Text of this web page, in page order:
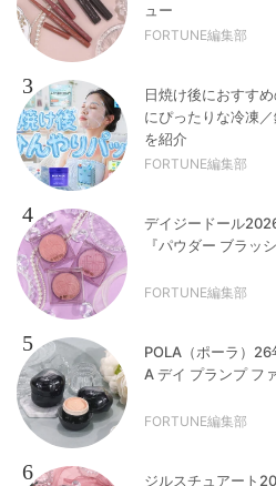
ュー
FORTUNE編集部
3
日焼け後におすす
にぴったりな冷凍
を紹介
FORTUNE編集部
4
デイジードール
『パウダー ブラッ
FORTUNE編集部
5
POLA（ポーラ）
A デイ プランプ フ
FORTUNE編集部
6
ジルスチュアート